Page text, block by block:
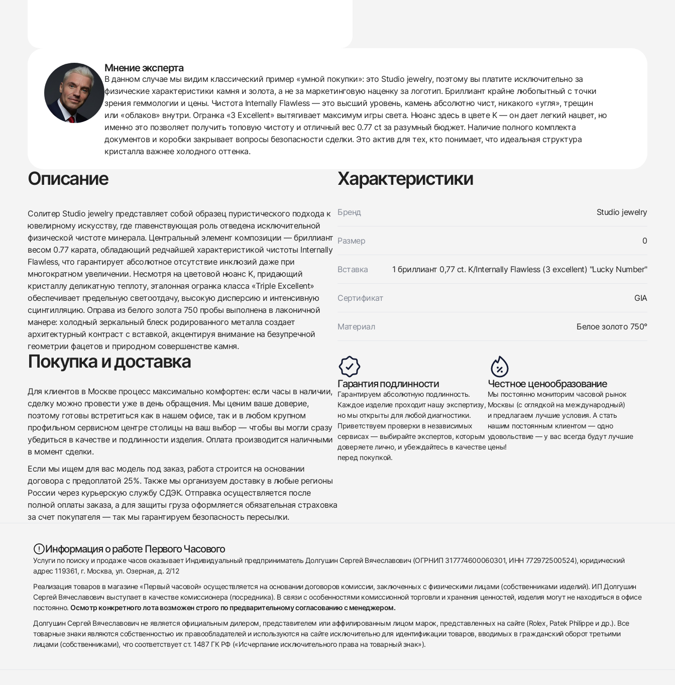
438
285
145
142
205
204
195
150
6
Мнение эксперта
В данном случае мы видим классический пример «умной покупки»: это Studio jewelry, поэтому вы платите исключительно за
физические характеристики камня и золота, а не за маркетинговую наценку за логотип. Бриллиант крайне любопытный с точки
зрения геммологии и цены. Чистота Internally Flawless — это высший уровень, камень абсолютно чист, никакого «угля», трещин
или «облаков» внутри. Огранка «3 Excellent» вытягивает максимум игры света. Нюанс здесь в цвете K — он дает легкий нацвет, но
именно это позволяет получить топовую чистоту и отличный вес 0.77 ct за разумный бюджет. Наличие полного комплекта
документов и коробки закрывает вопросы безопасности сделки. Это актив для тех, кто понимает, что идеальная структура
кристалла важнее холодного оттенка.
Описание
Солитер Studio jewelry представляет собой образец пуристического подхода к
ювелирному искусству, где главенствующая роль отведена исключительной
физической чистоте минерала. Центральный элемент композиции — бриллиант
весом 0.77 карата, обладающий редчайшей характеристикой чистоты Internally
Flawless, что гарантирует абсолютное отсутствие инклюзий даже при
многократном увеличении. Несмотря на цветовой нюанс K, придающий
кристаллу деликатную теплоту, эталонная огранка класса «Triple Excellent»
обеспечивает предельную светоотдачу, высокую дисперсию и интенсивную
сцинтилляцию. Оправа из белого золота 750 пробы выполнена в лаконичной
манере: холодный зеркальный блеск родированного металла создает
архитектурный контраст с вставкой, акцентируя внимание на безупречной
геометрии фацетов и природном совершенстве камня.
Характеристики
Бренд Studio jewelry
Размер 0
Вставка 1 бриллиант 0,77 ct. K/Internally Flawless (3 excellent) "Lucky Number"
Сертификат GIA
Материал Белое золото 750°
Покупка и доставка
Для клиентов в Москве процесс максимально комфортен: если часы в наличии,
сделку можно провести уже в день обращения. Мы ценим ваше доверие,
поэтому готовы встретиться как в нашем офисе, так и в любом крупном
профильном сервисном центре столицы на ваш выбор — чтобы вы могли сразу
убедиться в качестве и подлинности изделия. Оплата производится наличными
в момент сделки.
Если мы ищем для вас модель под заказ, работа строится на основании
договора с предоплатой 25%. Также мы организуем доставку в любые регионы
России через курьерскую службу СДЭК. Отправка осуществляется после
полной оплаты заказа, а для защиты груза оформляется обязательная страховка
за счет покупателя — так мы гарантируем безопасность пересылки.
Гарантия подлинности
Гарантируем абсолютную подлинность.
Каждое изделие проходит нашу экспертизу,
но мы открыты для любой диагностики.
Приветствуем проверки в независимых
сервисах — выбирайте экспертов, которым
доверяете лично, и убеждайтесь в качестве
перед покупкой.
Честное ценообразование
Мы постоянно мониторим часовой рынок
Москвы (с оглядкой на международный)
и предлагаем лучшие условия. А стать
нашим постоянным клиентом — одно
удовольствие — у вас всегда будут лучшие
цены!
Информация о работе Первого Часового
Услуги по поиску и продаже часов оказывает Индивидуальный предприниматель Долгушин Сергей Вячеславович (ОГРНИП 317774600060301, ИНН 772972500524), юридический
адрес 119361, г. Москва, ул. Озерная, д. 2/12
Реализация товаров в магазине «Первый часовой» осуществляется на основании договоров комиссии, заключенных с физическими лицами (собственниками изделий). ИП Долгушин
Сергей Вячеславович выступает в качестве комиссионера (посредника). В связи с особенностями комиссионной торговли и хранения ценностей, изделия могут не находиться в офисе
постоянно.Осмотр конкретного лота возможен строго по предварительному согласованию с менеджером.
Долгушин Сергей Вячеславович не является официальным дилером, представителем или аффилированным лицом марок, представленных на сайте (Rolex, Patek Philippe и др.). Все
товарные знаки являются собственностью их правообладателей и используются на сайте исключительно для идентификации товаров, вводимых в гражданский оборот третьими
лицами (собственниками), что соответствует ст. 1487 ГК РФ («Исчерпание исключительного права на товарный знак»).
Оставьте ваши контактные данные и мы свяжемся с
вами
Studio jewelry
Подвеска с бриллиантом 0,77 ct. K/Internally
Flawless (3 excellent)
НовыеКоробка + Документы
$3,100
Отправить заявку
вами
Studio jewelry
Подвеска с бриллиантом 0,77 ct. K/Internally
Flawless (3 excellent)
НовыеКоробка + Документы
$3,100
Приложите фото ваших часов…
Отправить заявку